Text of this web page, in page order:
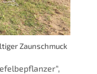
Zaunschmuck